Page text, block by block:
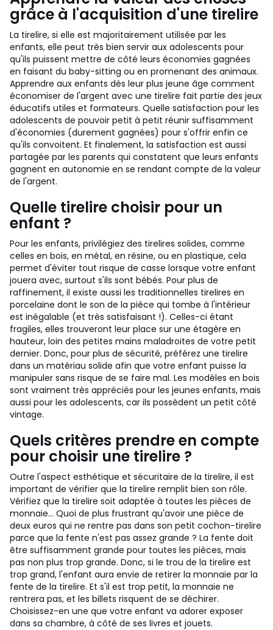
grâce à l'acquisition d'une tirelire
La tirelire, si elle est majoritairement utilisée par les
enfants, elle peut très bien servir aux adolescents pour
qu'ils puissent mettre de côté leurs économies gagnées
en faisant du baby-sitting ou en promenant des animaux.
Apprendre aux enfants dès leur plus jeune âge comment
économiser de l'argent avec une tirelire fait partie des jeux
éducatifs utiles et formateurs. Quelle satisfaction pour les
adolescents de pouvoir petit à petit réunir suffisamment
d'économies (durement gagnées) pour s'offrir enfin ce
qu'ils convoitent. Et finalement, la satisfaction est aussi
partagée par les parents qui constatent que leurs enfants
gagnent en autonomie en se rendant compte de la valeur
de l'argent.
Quelle tirelire choisir pour un
enfant ?
Pour les enfants, privilégiez des tirelires solides, comme
celles en bois, en métal, en résine, ou en plastique, cela
permet d'éviter tout risque de casse lorsque votre enfant
jouera avec, surtout s'ils sont bébés. Pour plus de
raffinement, il existe aussi les traditionnelles tirelires en
porcelaine dont le son de la pièce qui tombe à l'intérieur
est inégalable (et très satisfaisant !). Celles-ci étant
fragiles, elles trouveront leur place sur une étagère en
hauteur, loin des petites mains maladroites de votre petit
dernier. Donc, pour plus de sécurité, préférez une tirelire
dans un matériau solide afin que votre enfant puisse la
manipuler sans risque de se faire mal. Les modèles en bois
sont vraiment très appréciés pour les jeunes enfants, mais
aussi pour les adolescents, car ils possèdent un petit côté
vintage.
Quels critères prendre en compte
pour choisir une tirelire ?
Outre l'aspect esthétique et sécuritaire de la tirelire, il est
important de vérifier que la tirelire remplit bien son rôle.
Vérifiez que la tirelire soit adaptée à toutes les pièces de
monnaie... Quoi de plus frustrant qu'avoir une pièce de
deux euros qui ne rentre pas dans son petit cochon-tirelire
parce que la fente n'est pas assez grande ? La fente doit
être suffisamment grande pour toutes les pièces, mais
pas non plus trop grande. Donc, si le trou de la tirelire est
trop grand, l'enfant aura envie de retirer la monnaie par la
fente de la tirelire. Et s'il est trop petit, la monnaie ne
rentrera pas, et les billets risquent de se déchirer.
Choisissez-en une que votre enfant va adorer exposer
dans sa chambre, à côté de ses livres et jouets.